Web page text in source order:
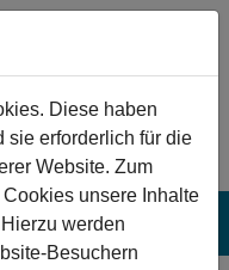
Diese haben
sie erforderlich für die
Website. Zum
unsere Inhalte
werden
Besuchern